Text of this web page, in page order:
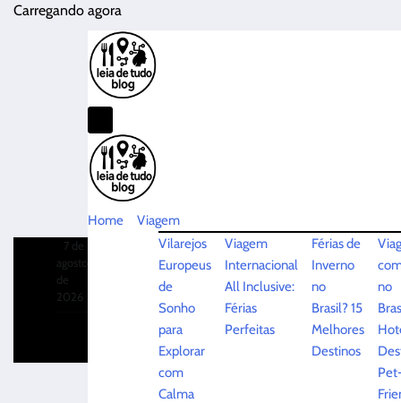
Pular
Carregando agora
7 de
agosto
de
2026
Home
Viagem
Vilarejos
Europeus
de
Sonho
para
Explorar
com
Calma
Viagem
Internacional
All Inclusive:
Férias
Perfeitas
Férias de
Inverno
no
Brasil? 15
Melhores
Destinos
no